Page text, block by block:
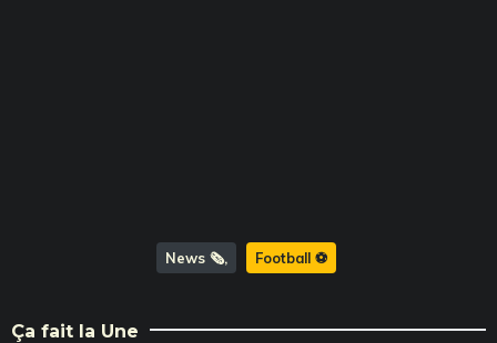
News 🗞️ Football ⚽️
Ça fait la Une